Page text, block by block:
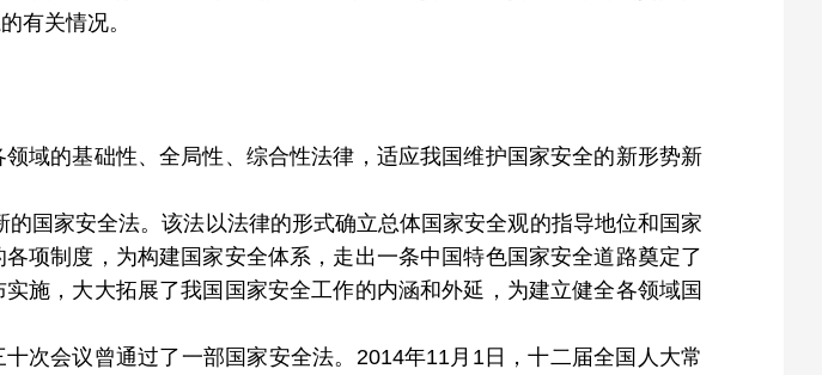
有关情况。
域的基础性、全局性、综合性法律，适应我国维护国家安全的新形势新
国家安全法。该法以法律的形式确立总体国家安全观的指导地位和国家
项制度，为构建国家安全体系，走出一条中国特色国家安全道路奠定了
施，大大拓展了我国国家安全工作的内涵和外延，为建立健全各领域国
次会议曾通过了一部国家安全法。2014年11月1日，十二届全国人大常